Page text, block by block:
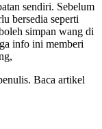
sendiri. Sebelum
bersedia seperti
simpan wang di
info ini memberi
Baca artikel